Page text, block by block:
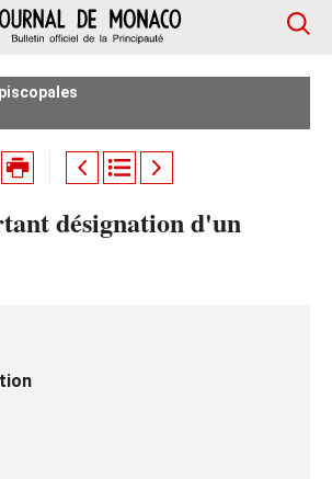
désignation d'un